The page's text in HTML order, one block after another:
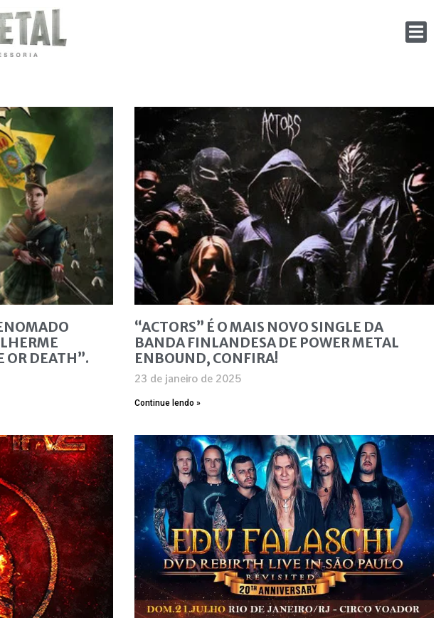
OR DEATH”.
“ACTORS” É O MAIS NOVO SINGLE DA
BANDA FINLANDESA DE POWER METAL
ENBOUND, CONFIRA!
23 de janeiro de 2025
Continue lendo »